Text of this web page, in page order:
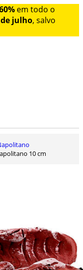
em todo o
julho, salvo
10 cm